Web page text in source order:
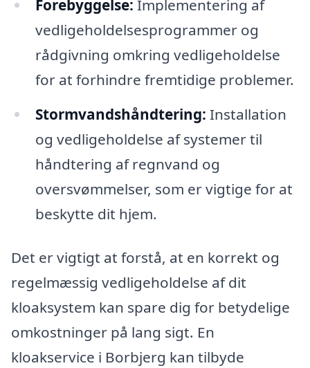
Forebyggelse: Implementering af
vedligeholdelsesprogrammer og
rådgivning omkring vedligeholdelse
for at forhindre fremtidige problemer.
Stormvandshåndtering: Installation
og vedligeholdelse af systemer til
håndtering af regnvand og
oversvømmelser, som er vigtige for at
beskytte dit hjem.
Det er vigtigt at forstå, at en korrekt og
regelmæssig vedligeholdelse af dit
kloaksystem kan spare dig for betydelige
omkostninger på lang sigt. En
kloakservice i Borbjerg kan tilbyde